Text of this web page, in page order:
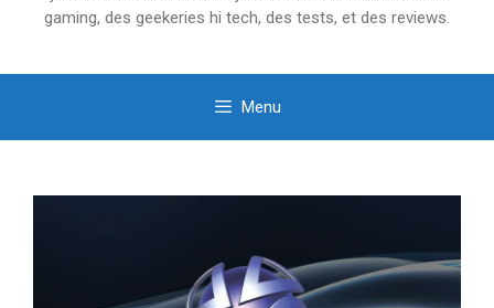
gaming, des geekeries hi tech, des tests, et des reviews.
Menu